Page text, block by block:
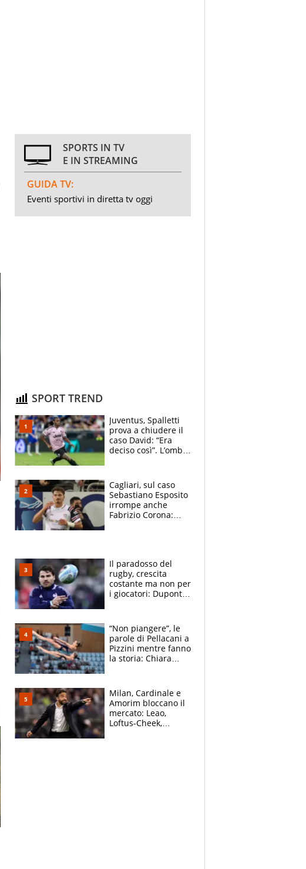
SPORTS IN TV
E IN STREAMING
GUIDA TV:
Eventi sportivi in diretta tv oggi
SPORT TREND
Juventus, Spalletti
prova a chiudere il
caso David: “Era
deciso così”. L’ombra
Cagliari, sul caso
Sebastiano Esposito
irrompe anche
Fabrizio Corona:
Il paradosso del
rugby, crescita
costante ma non per
i giocatori: Dupont
solo 1,4 milioni
all'anno
“Non piangere”, le
parole di Pellacani a
Pizzini mentre fanno
la storia: Chiara
Milan, Cardinale e
Amorim bloccano il
mercato: Leao,
Loftus-Cheek,